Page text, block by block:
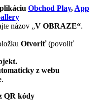
Obchod Play, App
názov „V OBRAZE“.
Otvoriť(povoliť
z webu
QR kódy